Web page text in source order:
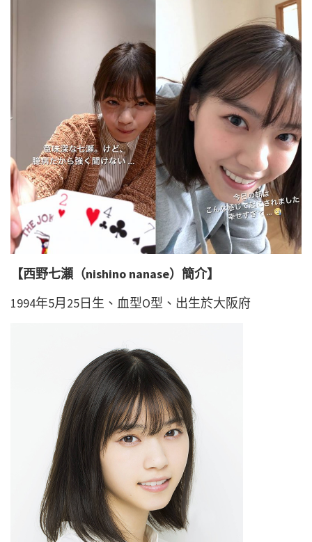
【西野七瀬（nishino nanase）簡介】
1994年5月25日生、血型O型、出生於大阪府